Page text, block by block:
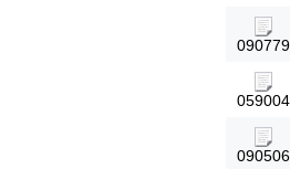
090779
059004
090506